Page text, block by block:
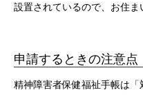
設置されているので、お住ま
申請するときの注意点
精神障害者保健福祉手帳は